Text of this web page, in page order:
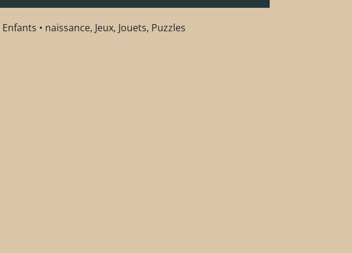
Enfants • naissance, Jeux, Jouets, Puzzles